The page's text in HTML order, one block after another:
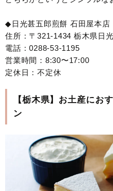
◆日光甚五郎煎餅 石田屋本店
住所：〒321-1434 栃木県日
電話：0288-53-1195
営業時間：8:30〜17:00
定休日：不定休
【栃木県】お土産にお
ン